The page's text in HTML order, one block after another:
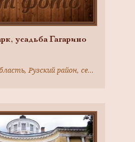
усадьба Гагарино
Московская область, Рузский район, село Никольское